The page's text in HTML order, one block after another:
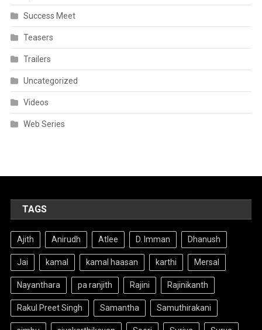
Success Meet
Teasers
Trailers
Uncategorized
Videos
Web Series
TAGS
Ajith Anirudh Atlee D. Imman Dhanush
Jai kamal kamal haasan karthi Mersal
Nayanthara pa ranjith Rajini Rajinikanth
Rakul Preet Singh Samantha Samuthirakani